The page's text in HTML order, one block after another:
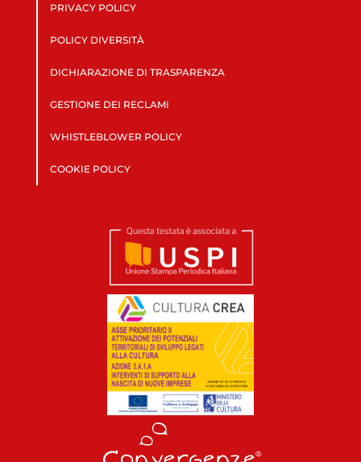
PRIVACY POLICY
POLICY DIVERSITÀ
DICHIARAZIONE DI TRASPARENZA
GESTIONE DEI RECLAMI
WHISTLEBLOWER POLICY
COOKIE POLICY